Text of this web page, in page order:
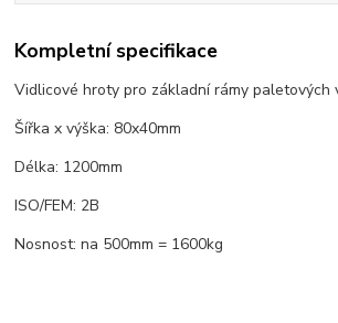
Kompletní specifikace
Vidlicové hroty pro základní rámy paletových
Šířka x výška: 80x40mm
Délka: 1200mm
ISO/FEM: 2B
Nosnost: na 500mm = 1600kg